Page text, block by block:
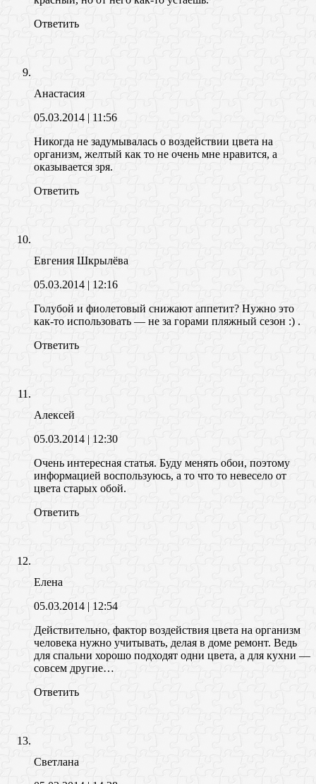
Ответить
Анастасия
05.03.2014 | 11:56
Никогда не задумывалась о воздействии цвета на
организм, желтый как то не очень мне нравится, а
оказывается зря.
Ответить
Евгения Шкрылёва
05.03.2014 | 12:16
Голубой и фиолетовый снижают аппетит? Нужно это
как-то использовать — не за горами пляжный сезон :) .
Ответить
Алексей
05.03.2014 | 12:30
Очень интересная статья. Буду менять обои, поэтому
информацией воспользуюсь, а то что то невесело от
цвета старых обой.
Ответить
Елена
05.03.2014 | 12:54
Действительно, фактор воздействия цвета на организм
человека нужно учитывать, делая в доме ремонт. Ведь
для спальни хорошо подходят одни цвета, а для кухни —
совсем другие…
Ответить
Светлана